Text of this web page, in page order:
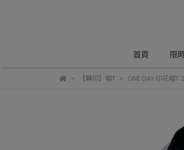
首頁 限
【轉印】帽T ONE DAY 印花帽T